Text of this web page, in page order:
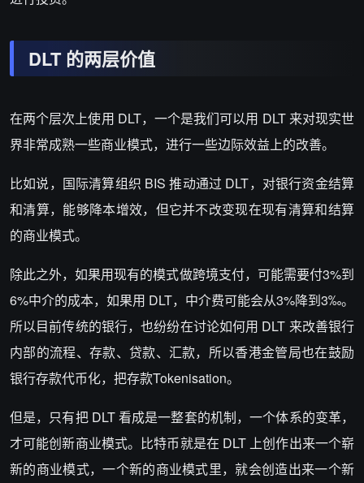
DLT 的两层价值
在两个层次上使用 DLT，一个是我们可以用 DLT 来对现实世
界非常成熟一些商业模式，进行一些边际效益上的改善。
比如说，国际清算组织 BIS 推动通过 DLT，对银行资金结算
和清算，能够降本增效，但它并不改变现在现有清算和结算
的商业模式。
除此之外，如果用现有的模式做跨境支付，可能需要付3%到
6%中介的成本，如果用 DLT，中介费可能会从3%降到3‰。
所以目前传统的银行，也纷纷在讨论如何用 DLT 来改善银行
内部的流程、存款、贷款、汇款，所以香港金管局也在鼓励
银行存款代币化，把存款Tokenisation。
但是，只有把 DLT 看成是一整套的机制，一个体系的变革，
才可能创新商业模式。比特币就是在 DLT 上创作出来一个崭
新的商业模式，一个新的商业模式里，就会创造出来一个新